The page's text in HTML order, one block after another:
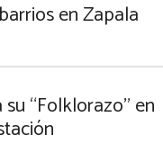
en Zapala
“Folklorazo” en